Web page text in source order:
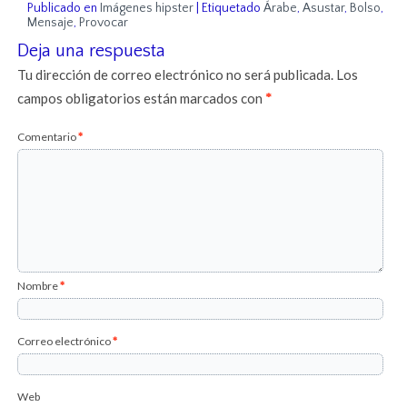
Publicado en Imágenes hipster |Etiquetado Árabe,Asustar, Bolso,
Mensaje, Provocar
Deja una respuesta
Tu dirección de correo electrónico no será publicada. Los
campos obligatorios están marcados con*
Comentario*
Nombre*
Correo electrónico*
Web